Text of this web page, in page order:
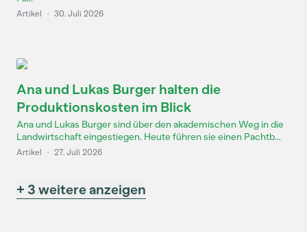
Artikel · 30. Juli 2026
Ana und Lukas Burger halten die
Produktionskosten im Blick
Ana und Lukas Burger sind über den akademischen Weg in die
Landwirtschaft eingestiegen. Heute führen sie einen Pachtb...
Artikel · 27. Juli 2026
+ 3 weitere anzeigen